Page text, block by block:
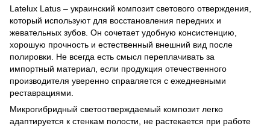
Latelux Latus – украинский композит светового отверждения,
который используют для восстановления передних и
жевательных зубов. Он сочетает удобную консистенцию,
хорошую прочность и естественный внешний вид после
полировки. Не всегда есть смысл переплачивать за
импортный материал, если продукция отечественного
производителя уверенно справляется с ежедневными
реставрациями.
Микрогибридный светоотверждаемый композит легко
адаптируется к стенкам полости, не растекается при работе